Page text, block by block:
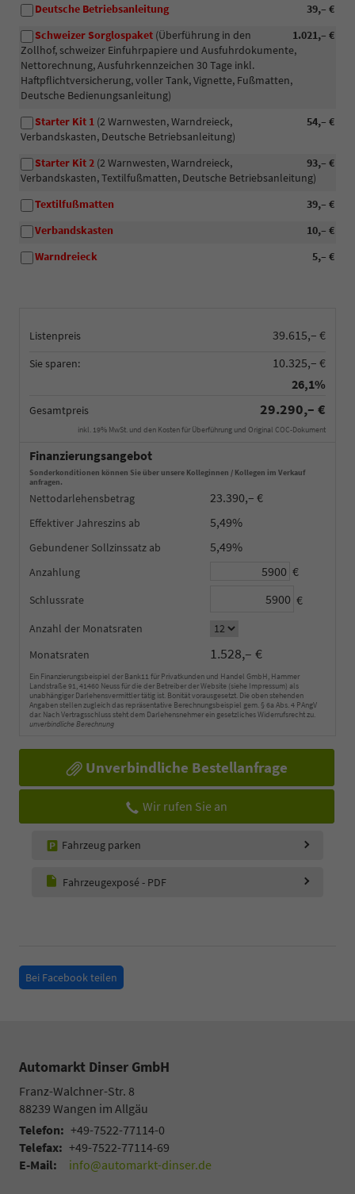
Listenpreis 39.615,– €
Sie sparen:
10.325,– €
26,1%
Gesamtpreis 29.290,– €
inkl. 19% MwSt. und den Kosten für Überführung und Original COC-Dokument
Finanzierungsangebot
Sonderkonditionen können Sie über unsere Kolleginnen / Kollegen im Verkauf
anfragen.
Nettodarlehensbetrag 23.390,– €
Effektiver Jahreszins 5,49%
Gebundener Sollzinssatz 5,49%
Anzahlung €
Schlussrate €
Anzahl der Monatsraten
Monatsraten
1.528,– €
Ein Finanzierungsbeispiel der Bank11 für Privatkunden und Handel GmbH, Hammer
Landstraße 91, 41460 Neuss für die der Betreiber der Website (siehe Impressum) als
unabhängiger Darlehensvermittler tätig ist. Bonität vorausgesetzt. Die oben stehenden
Angaben stellen zugleich das repräsentative Berechnungsbeispiel gem. § 6a Abs. 4 PAngV
dar. Nach Vertragsschluss steht dem Darlehensnehmer ein gesetzliches Widerrufsrecht zu.
unverbindliche Berechnung
Unverbindliche Bestellanfrage
Wir rufen Sie an
Fahrzeug parken
Fahrzeugexposé - PDF
39,– €
Deutsche Betriebsanleitung
1.021,– €
Schweizer Sorglospaket (Überführung in den
Zollhof, schweizer Einfuhrpapiere und Ausfuhrdokumente,
Nettorechnung, Ausfuhrkennzeichen 30 Tage inkl.
Haftpflichtversicherung, voller Tank, Vignette, Fußmatten,
Deutsche Bedienungsanleitung)
54,– €
Starter Kit 1 (2 Warnwesten, Warndreieck,
Verbandskasten, Deutsche Betriebsanleitung)
93,– €
Starter Kit 2 (2 Warnwesten, Warndreieck,
Verbandskasten, Textilfußmatten, Deutsche Betriebsanleitung)
39,– €
Textilfußmatten
10,– €
Verbandskasten
5,– €
Warndreieck
Bei Facebook teilen
Automarkt Dinser GmbH
Franz-Walchner-Str. 8
88239 Wangen im Allgäu
Telefon: +49-7522-77114-0
Telefax: +49-7522-77114-69
E-Mail:
info@automarkt-dinser.de